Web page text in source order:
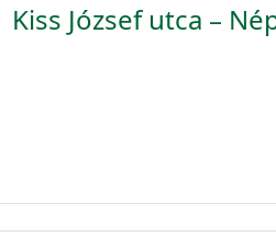
Kiss József utca –